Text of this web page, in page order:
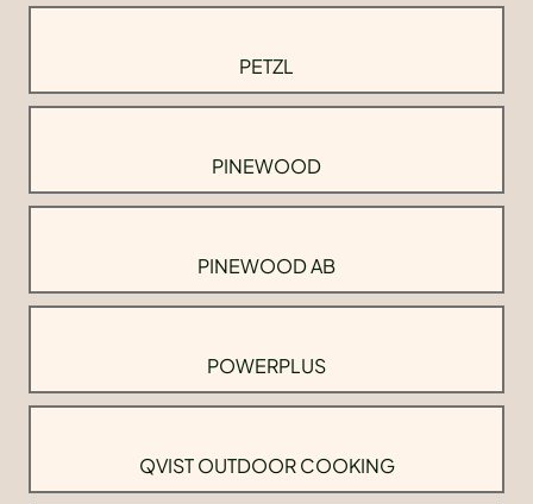
PETZL
PINEWOOD
PINEWOOD AB
POWERPLUS
QVIST OUTDOOR COOKING